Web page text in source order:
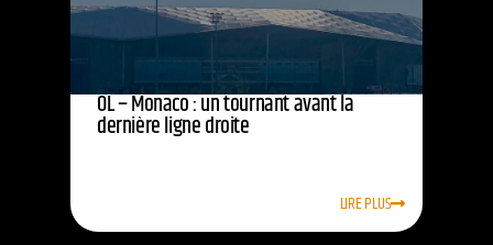
OL – Monaco : un tournant avant la
dernière ligne droite
LIRE PLUS